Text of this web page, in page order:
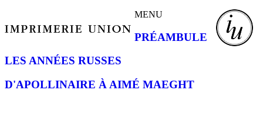
MENU
PRÉAMBULE
LES ANNÉES RUSSES
D'APOLLINAIRE À AIMÉ MAEGHT